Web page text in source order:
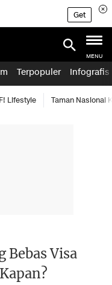
Get
MENU
Terpopuler Infografis
Lifestyle Taman Nasional
Bebas Visa